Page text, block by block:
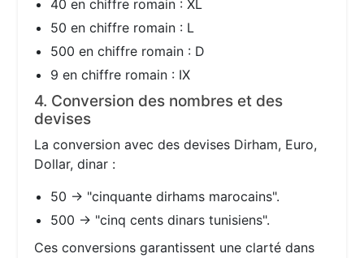
40 en chiffre romain : XL
50 en chiffre romain : L
500 en chiffre romain : D
9 en chiffre romain : IX
4. Conversion des nombres et des
devises
La conversion avec des devises Dirham, Euro,
Dollar, dinar :
50 → "cinquante dirhams marocains".
500 → "cinq cents dinars tunisiens".
Ces conversions garantissent une clarté dans